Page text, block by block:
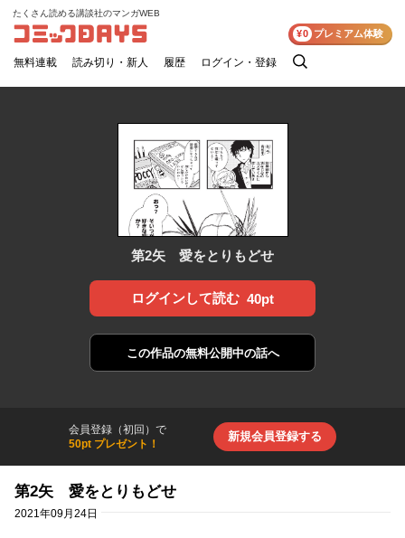
コミックDAYS
たくさん読める講談社のマンガWEB
無料連載 読み切り・新人 履歴 ログイン・登録
検
¥0 プレミアム体験
第2矢 愛をとりもどせ
ログインして読む 40pt
この作品の無料公開中の話へ
会員登録（初回）で
50pt プレゼント！
新規会員登録する
第2矢 愛をとりもどせ
2021年09月24日